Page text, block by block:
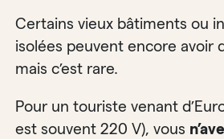
Certains vieux bâtiments ou
isolées peuvent encore avoir
mais c’est rare.
Pour un touriste venant
est souvent 220 V), vous